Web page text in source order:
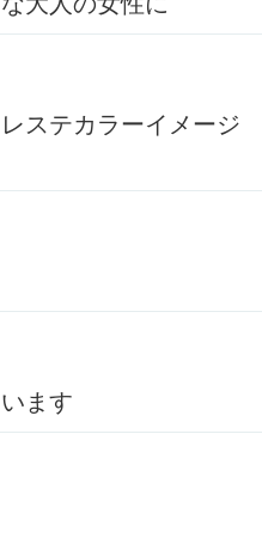
ステカラーイメージ
ます